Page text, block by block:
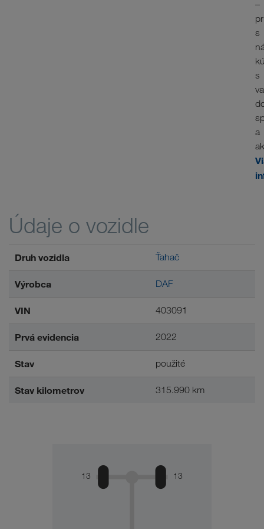
–
s
s
a
Údaje o vozidle
Druh vozidla Ťahač
Výrobca DAF
VIN 403091
Prvá evidencia 2022
Stav použité
Stav kilometrov 315.990 km
13 13